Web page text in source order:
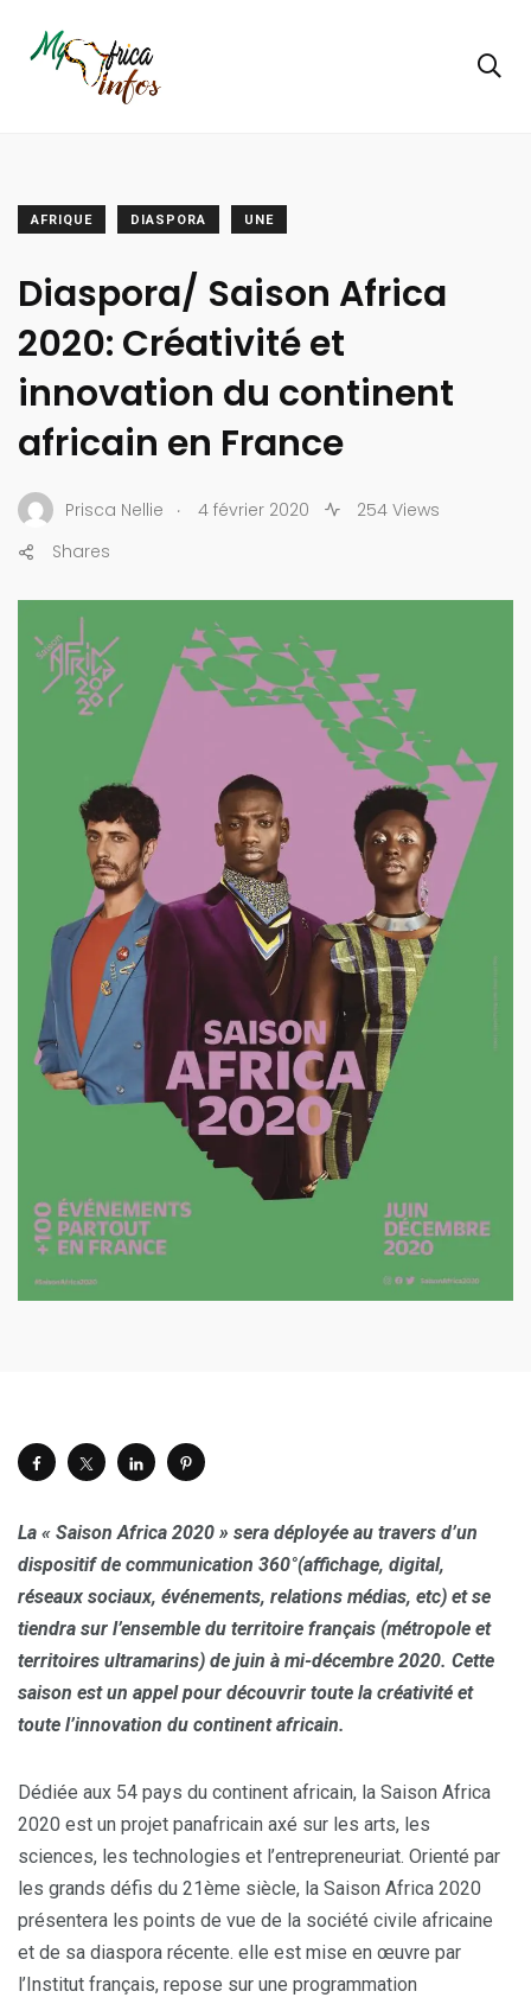
AFRIQUE DIASPORA UNE
Diaspora/ Saison Africa
2020: Créativité et
innovation du continent
africain en France
Prisca Nellie . 4 février 2020
254 Views
Shares
La « Saison Africa 2020 » sera déployée au travers d’un
dispositif de communication 360°(affichage, digital,
réseaux sociaux, événements, relations médias, etc) et se
tiendra sur l’ensemble du territoire français (métropole et
territoires ultramarins) de juin à mi-décembre 2020. Cette
saison est un appel pour découvrir toute la créativité et
toute l’innovation du continent africain.
Dédiée aux 54 pays du continent africain, la Saison Africa
2020 est un projet panafricain axé sur les arts, les
sciences, les technologies et l’entrepreneuriat. Orienté par
les grands défis du 21ème siècle, la Saison Africa 2020
présentera les points de vue de la société civile africaine
et de sa diaspora récente. elle est mise en œuvre par
l’Institut français, repose sur une programmation